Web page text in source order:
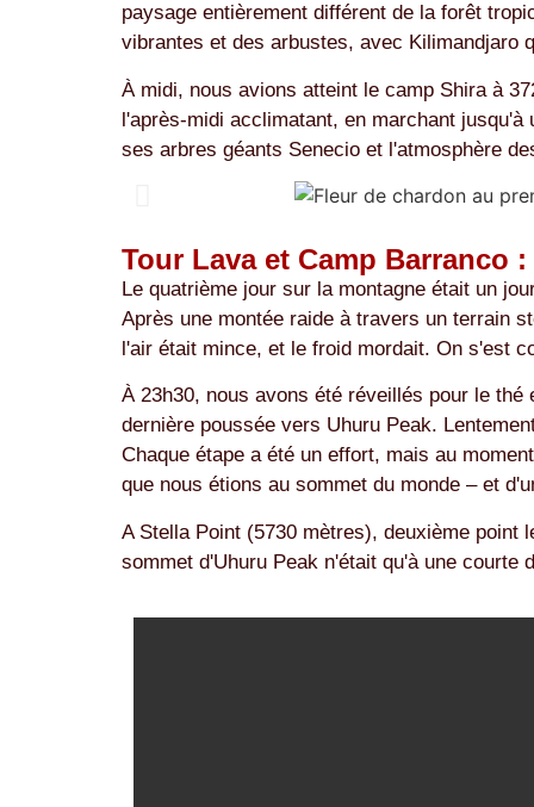
paysage entièrement différent de la forêt
vibrantes et des arbustes, avec Kilimandjaro
À midi, nous avions atteint le camp Shira à
l'après-midi acclimatant, en marchant
ses arbres géants Senecio et l'atmosphère
Tour Lava et Camp Barranco
Le quatrième jour sur la montagne était un
Après une montée raide à travers un terrain
l'air était mince, et le froid mordait. On s'est
À 23h30, nous avons été réveillés pour le
dernière poussée vers Uhuru Peak.
Chaque étape a été un effort, mais au
que nous étions au sommet du monde – et
A Stella Point (5730 mètres), deuxième point
sommet d'Uhuru Peak n'était qu'à une